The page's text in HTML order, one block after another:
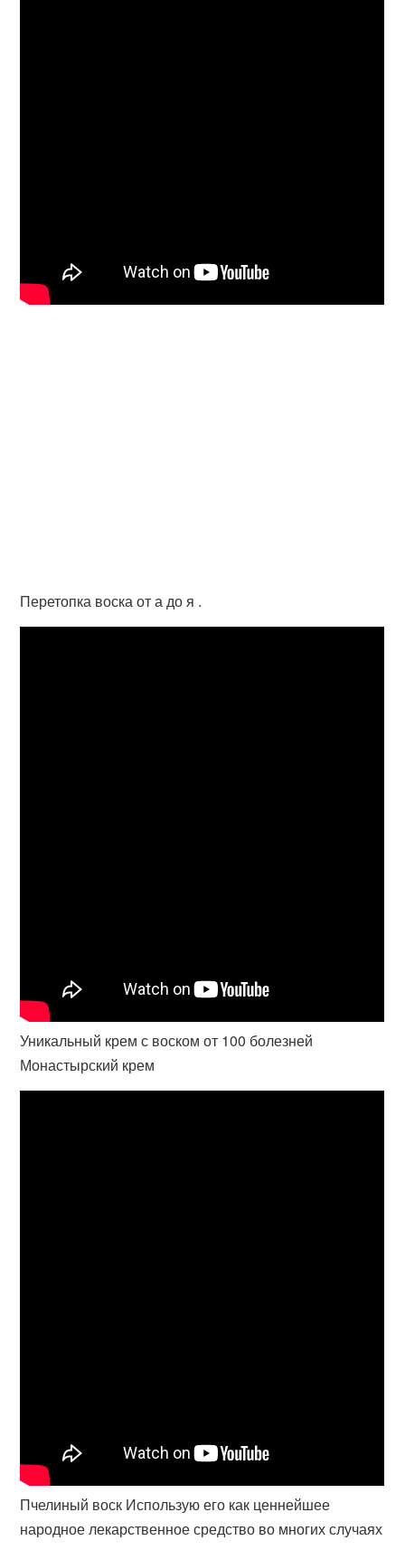
Перетопка воска от а до я .
Уникальный крем с воском от 100 болезней
Монастырский крем
Пчелиный воск Использую его как ценнейшее
народное лекарственное средство во многих случаях